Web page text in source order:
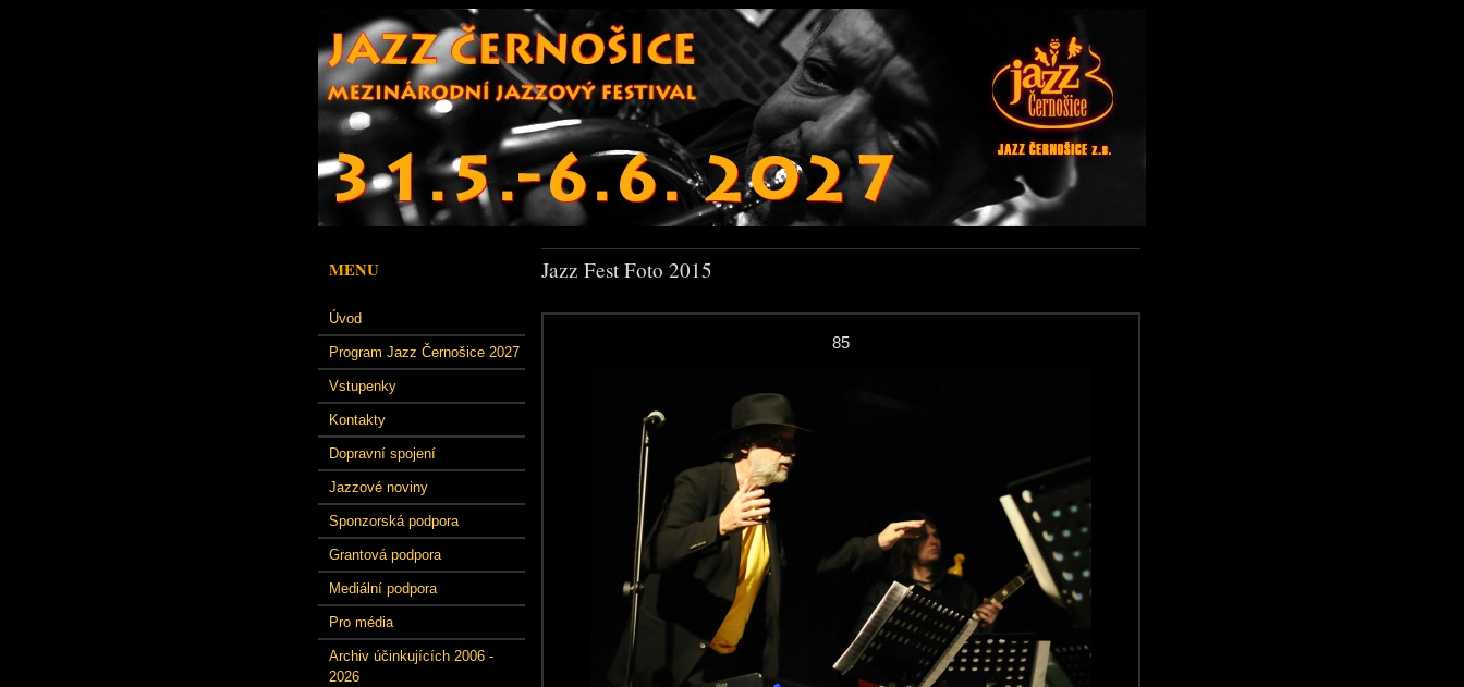
MENU
Úvod
Program Jazz Černošice 2027
Vstupenky
Kontakty
Dopravní spojení
Jazzové noviny
Sponzorská podpora
Grantová podpora
Mediální podpora
Pro média
Archiv účinkujících 2006 -
2026
Jazz Fest Foto 2015
85